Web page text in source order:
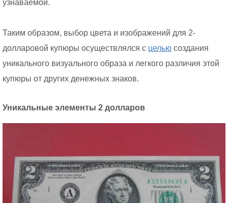
узнаваемой.
Таким образом, выбор цвета и изображений для 2-
долларовой купюры осуществлялся с целью создания
уникального визуального образа и легкого различия этой
купюры от других денежных знаков.
Уникальные элементы 2 долларов